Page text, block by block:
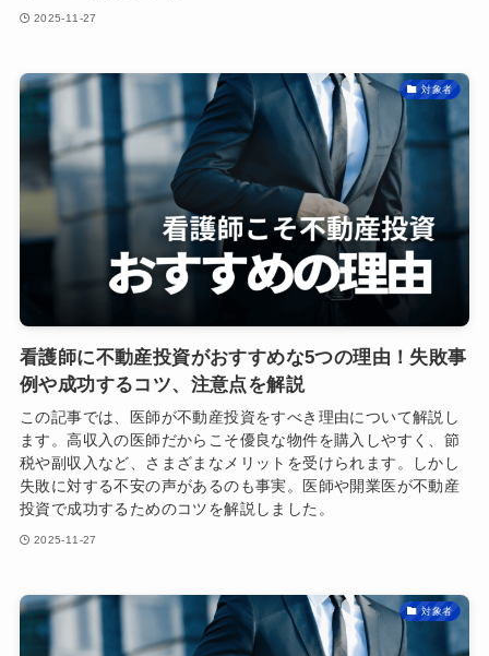
2025-11-27
対象者
看護師に不動産投資がおすすめな5つの理由！失敗事
例や成功するコツ、注意点を解説
この記事では、医師が不動産投資をすべき理由について解説し
ます。高収入の医師だからこそ優良な物件を購入しやすく、節
税や副収入など、さまざまなメリットを受けられます。しかし
失敗に対する不安の声があるのも事実。医師や開業医が不動産
投資で成功するためのコツを解説しました。
2025-11-27
対象者